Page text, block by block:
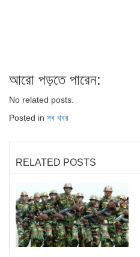
আরো পড়তে পারেন:
No related posts.
Posted in সব খবর
RELATED POSTS